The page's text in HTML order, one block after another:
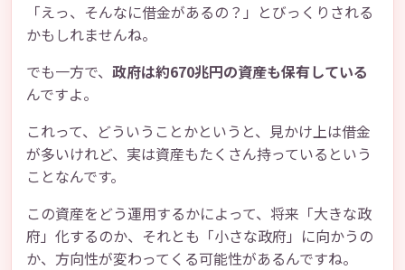
「えっ、そんなに借金があるの？」とびっくりされる
かもしれませんね。
でも一方で、 政府は約670兆円の資産も保有している
んですよ。
これって、どういうことかというと、見かけ上は借金
が多いけれど、実は資産もたくさん持っているという
ことなんです。
この資産をどう運用するかによって、将来「大きな政
府」化するのか、それとも「小さな政府」に向かうの
か、方向性が変わってくる可能性があるんですね。